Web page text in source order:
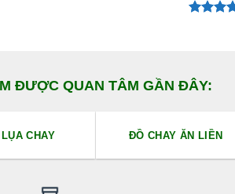
ĐƯỢC QUAN TÂM GẦN ĐÂY:
CHAY ĐỒ CHAY ĂN LIỀN